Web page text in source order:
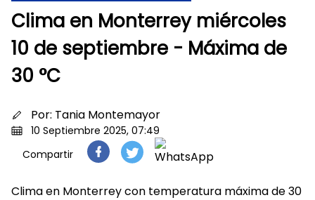
Clima en Monterrey miércoles
10 de septiembre - Máxima de
30 °C
Por: Tania Montemayor
10 Septiembre 2025, 07:49
Compartir
Clima en Monterrey con temperatura máxima de 30